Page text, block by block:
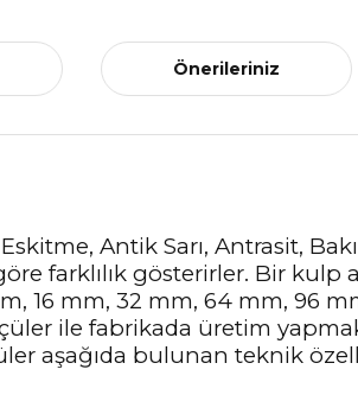
Önerileriniz
Antik Sarı, Antrasit,
farklılık gösterirler. Bir kulp
16 mm, 32 mm, 64 mm, 96
ile fabrikada üretim
aşağıda bulunan teknik